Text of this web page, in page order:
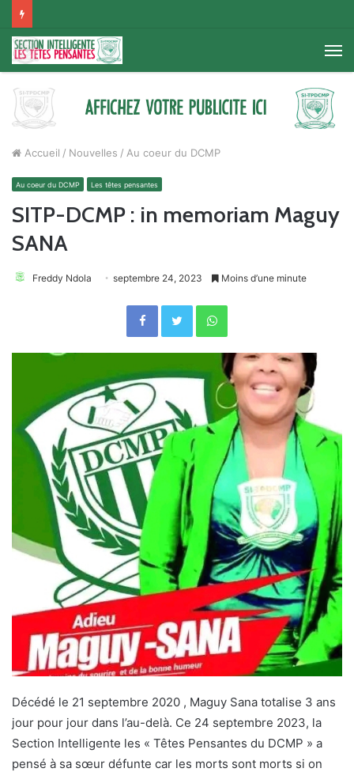
Accueil / Nouvelles / Au coeur du DCMP
Au coeur du DCMP Les têtes pensantes
SITP-DCMP : in memoriam Maguy
SANA
Freddy Ndola septembre 24, 2023 Moins d’une minute
FacebookTwitterWhatsApp
Décédé le 21 septembre 2020 , Maguy Sana totalise 3 ans
jour pour jour dans l’au-delà. Ce 24 septembre 2023, la
Section Intelligente les « Têtes Pensantes du DCMP » a
pensé à sa sœur défunte car les morts sont morts si on